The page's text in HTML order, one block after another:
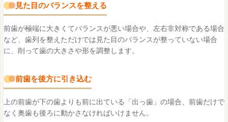
見た目のバランスを整える
前歯が極端に大きくてバランスが悪い場合や、左右非対称である場合
など、歯列を整えただけでは見た目のバランスが整っていない場合
に、削って歯の大きさや形を調整します。
前歯を後方に引き込む
上の前歯が下の歯よりも前に出ている「出っ歯」の場合、前歯だけで
なく奥歯も後ろに動かさなければいけません。